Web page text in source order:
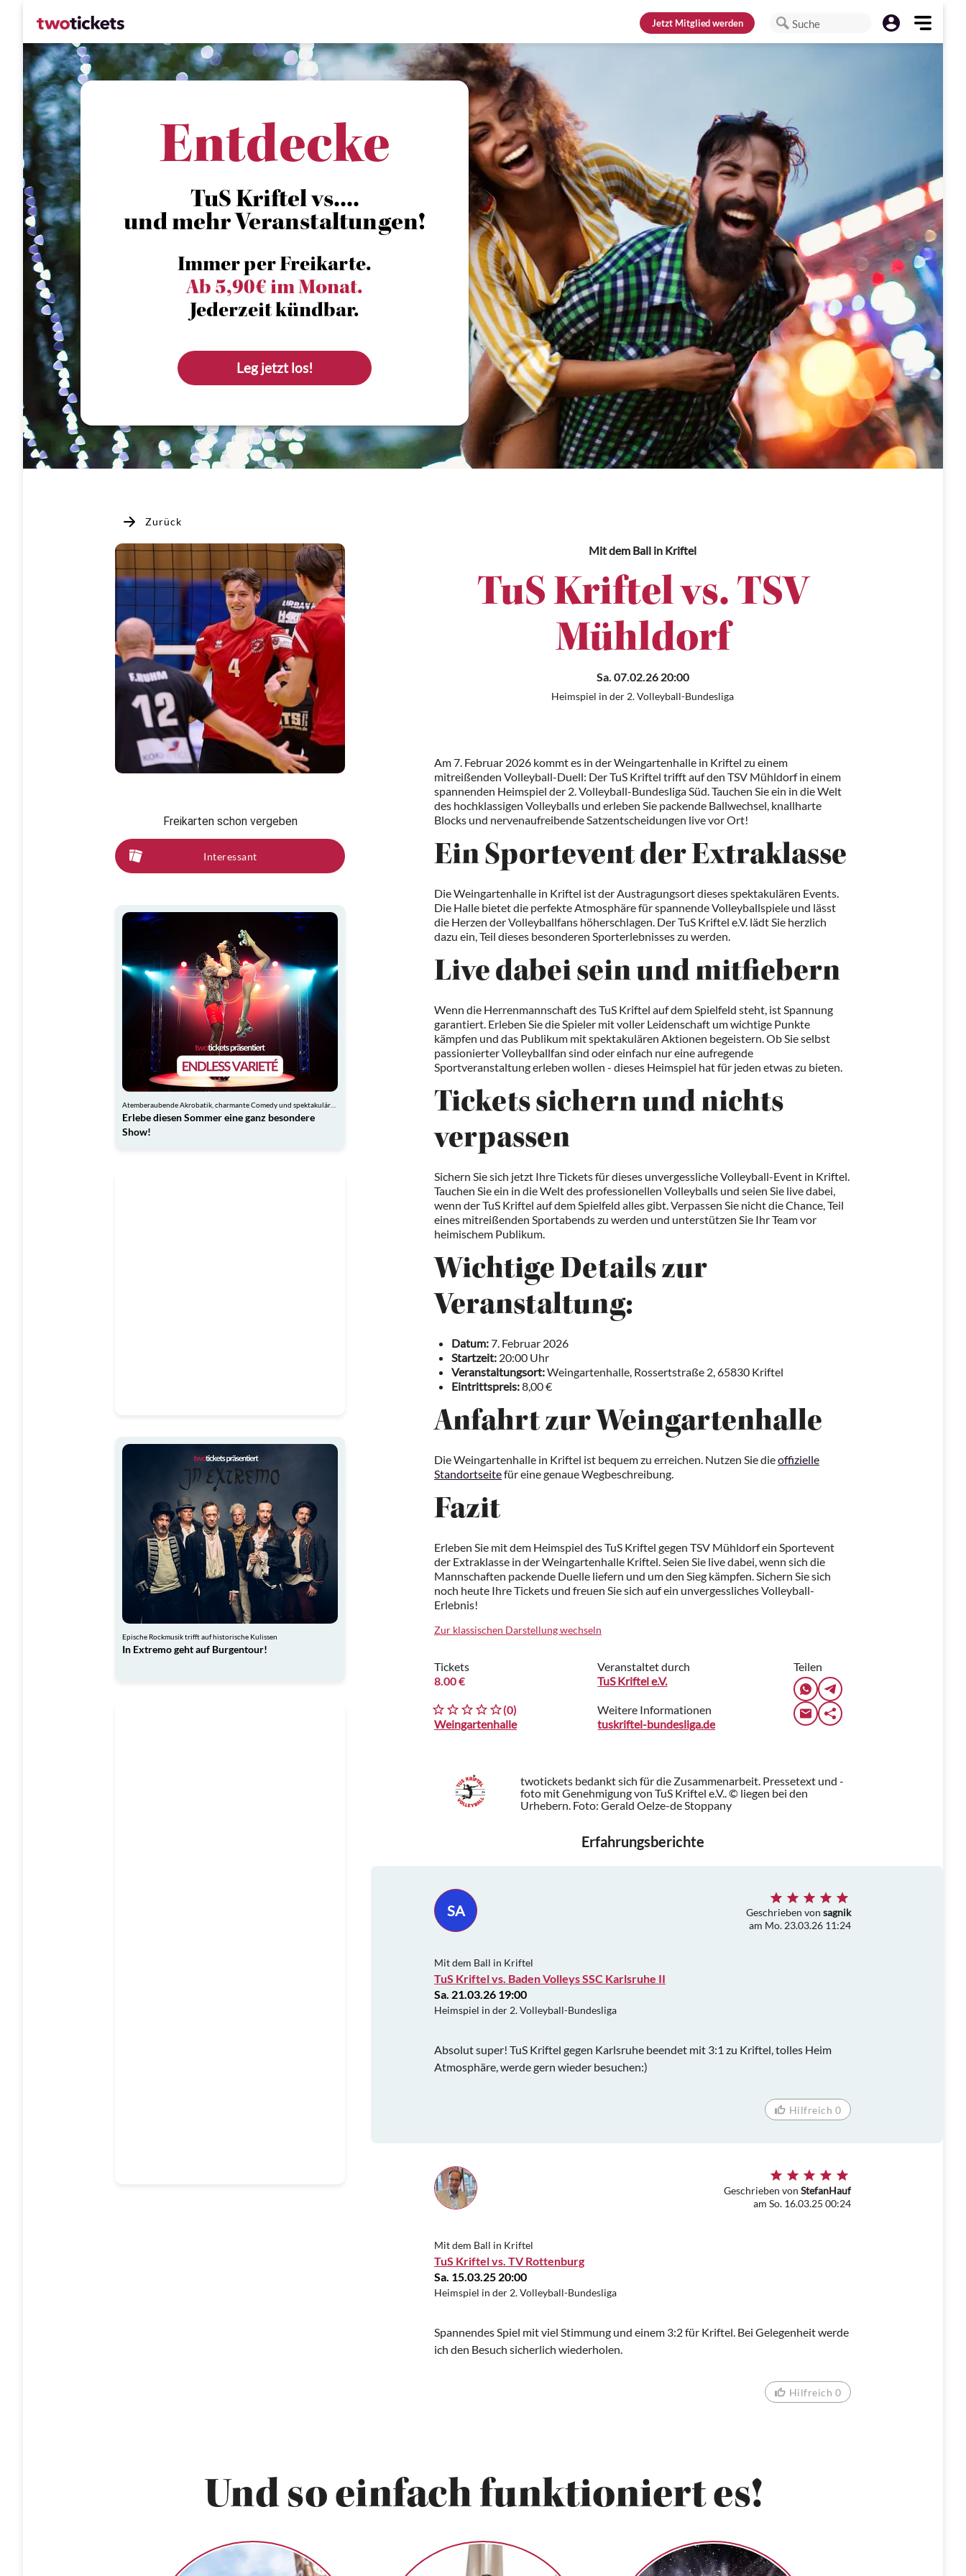
JetztMitglied werden Suche
Entdecke
TuS Kriftel vs....
und mehr Veranstaltungen!
Immer per Freikarte.
Ab 5,90€ im Monat.
Jederzeit kündbar.
Leg jetzt los!
Zurück
Freikarten schon vergeben
Interessant
Erlebe diesen Sommer eine ganz besondere
Show!
Epische Rockmusik trifft auf historische Kulissen
In Extremo geht auf Burgentour!
Mit dem Ball in Kriftel
TuS Kriftel vs. TSV
Mühldorf
Sa. 07.02.26 20:00
Heimspiel in der 2. Volleyball-Bundesliga
Am 7. Februar 2026 kommt es in der Weingartenhalle in Kriftel zu einem
mitreißenden Volleyball-Duell: Der TuS Kriftel trifft auf den TSV Mühldorf in einem
spannenden Heimspiel der 2. Volleyball-Bundesliga Süd. Tauchen Sie ein in die Welt
des hochklassigen Volleyballs und erleben Sie packende Ballwechsel, knallharte
Blocks und nervenaufreibende Satzentscheidungen live vor Ort!
Ein Sportevent der Extraklasse
Die Weingartenhalle in Kriftel ist der Austragungsort dieses spektakulären Events.
Die Halle bietet die perfekte Atmosphäre für spannende Volleyballspiele und lässt
die Herzen der Volleyballfans höherschlagen. Der TuS Kriftel e.V. lädt Sie herzlich
dazu ein, Teil dieses besonderen Sporterlebnisses zu werden.
Live dabei sein und mitfiebern
Wenn die Herrenmannschaft des TuS Kriftel auf dem Spielfeld steht, ist Spannung
garantiert. Erleben Sie die Spieler mit voller Leidenschaft um wichtige Punkte
kämpfen und das Publikum mit spektakulären Aktionen begeistern. Ob Sie selbst
passionierter Volleyballfan sind oder einfach nur eine aufregende
Sportveranstaltung erleben wollen - dieses Heimspiel hat für jeden etwas zu bieten.
Tickets sichern und nichts
verpassen
Sichern Sie sich jetzt Ihre Tickets für dieses unvergessliche Volleyball-Event in Kriftel.
Tauchen Sie ein in die Welt des professionellen Volleyballs und seien Sie live dabei,
wenn der TuS Kriftel auf dem Spielfeld alles gibt. Verpassen Sie nicht die Chance, Teil
eines mitreißenden Sportabends zu werden und unterstützen Sie Ihr Team vor
heimischem Publikum.
Wichtige Details zur
Veranstaltung:
Datum:7. Februar 2026
Startzeit: 20:00 Uhr
Veranstaltungsort:Weingartenhalle, Rossertstraße 2, 65830 Kriftel
Eintrittspreis:8,00 €
Anfahrt zur Weingartenhalle
Die Weingartenhalle in Kriftel ist bequem zu erreichen. Nutzen Sie dieoffizielle
Standortseitefür eine genaue Wegbeschreibung.
Fazit
Erleben Sie mit dem Heimspiel des TuS Kriftel gegen TSV Mühldorf ein Sportevent
der Extraklasse in der Weingartenhalle Kriftel. Seien Sie live dabei, wenn sich die
Mannschaften packende Duelle liefern und um den Sieg kämpfen. Sichern Sie sich
noch heute Ihre Tickets und freuen Sie sich auf ein unvergessliches Volleyball-
Erlebnis!
Zur klassischen Darstellung wechseln
Tickets
8.00 €
(0)
Weingartenhalle
Veranstaltet durch
TuS Kriftel e.V.
Weitere Informationen
tuskriftel-bundesliga.de
Teilen
twotickets bedankt sich für die Zusammenarbeit. Pressetext und -
foto mit Genehmigung von TuS Kriftel e.V.. © liegen bei den
Urhebern. Foto: Gerald Oelze-de Stoppany
Erfahrungsberichte
SA Geschrieben von sagnik
am Mo. 23.03.26 11:24
Mit dem Ball in Kriftel
TuS Kriftel vs. Baden Volleys SSC Karlsruhe II
Sa. 21.03.26 19:00
Heimspiel in der 2. Volleyball-Bundesliga
Absolut super! TuS Kriftel gegen Karlsruhe beendet mit 3:1 zu Kriftel, tolles Heim
Atmosphäre, werde gern wieder besuchen:)
Hilfreich 0
Geschrieben von StefanHauf
am So. 16.03.25 00:24
Mit dem Ball in Kriftel
TuS Kriftel vs. TV Rottenburg
Sa. 15.03.25 20:00
Heimspiel in der 2. Volleyball-Bundesliga
Spannendes Spiel mit viel Stimmung und einem 3:2 für Kriftel. Bei Gelegenheit werde
ich den Besuch sicherlich wiederholen.
Hilfreich 0
Und so einfach funktioniert es!